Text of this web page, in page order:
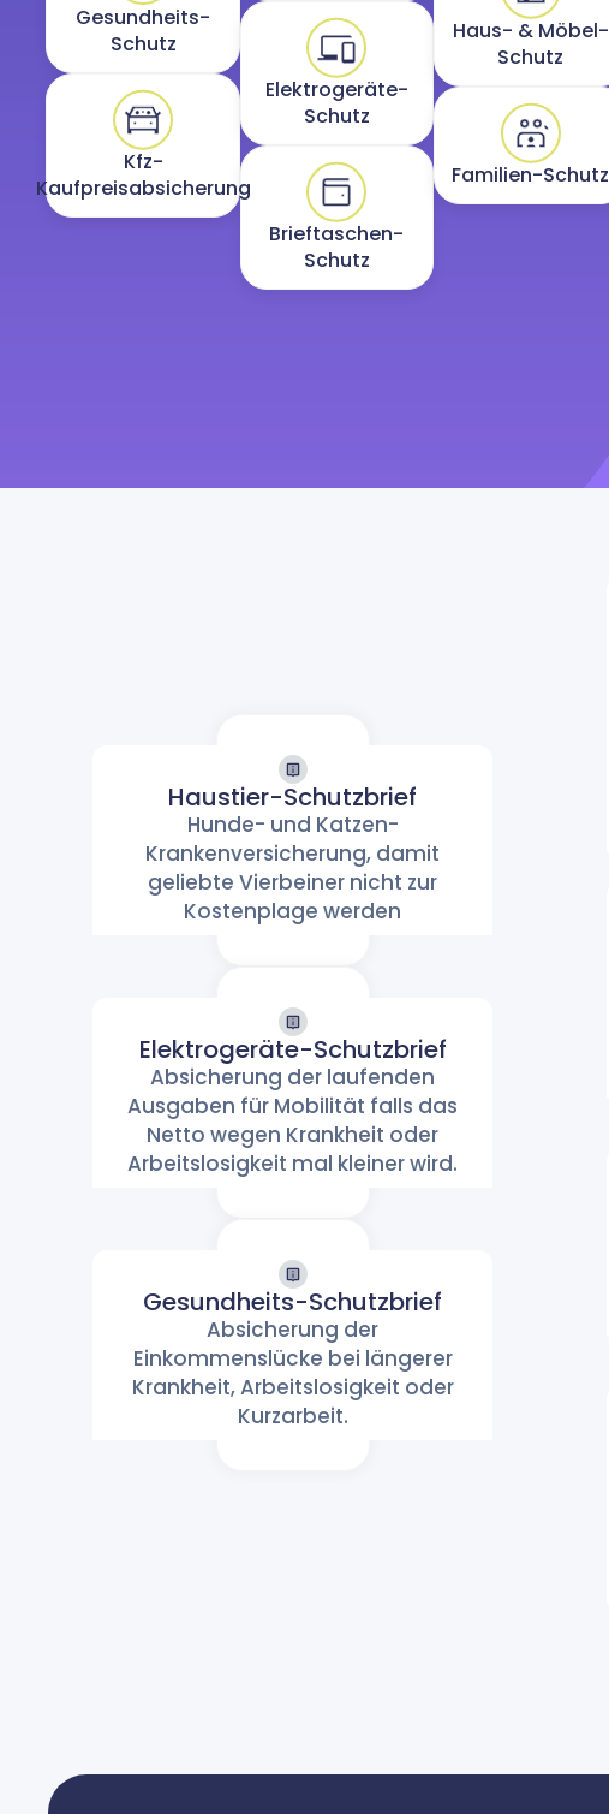
Gesundheits-
Schutz
Kfz-
Kaufpreisabsicherung
Elektrogeräte-
Schutz
Brieftaschen-
Schutz
Haus- & Möbel-
Schutz
Familien-Schutz
Haustier-
Schutzbrief
Haus & Wohnen
Haustier-Schutzbrief
Hunde- und Katzen-
Krankenversicherung, damit
geliebte Vierbeiner nicht zur
Kostenplage werden
Elektrogeräte-
Schutzbrief
Handy & Computer
Elektrogeräte-Schutzbrief
Absicherung der laufenden
Ausgaben für Mobilität falls das
Netto wegen Krankheit oder
Arbeitslosigkeit mal kleiner wird.
Gesundheits-
Schutzbrief
Gesundheit
Gesundheits-Schutzbrief
Absicherung der
Einkommenslücke bei längerer
Krankheit, Arbeitslosigkeit oder
Kurzarbeit.